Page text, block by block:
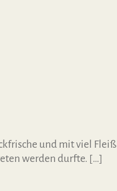
und mit viel
werden durfte. […]